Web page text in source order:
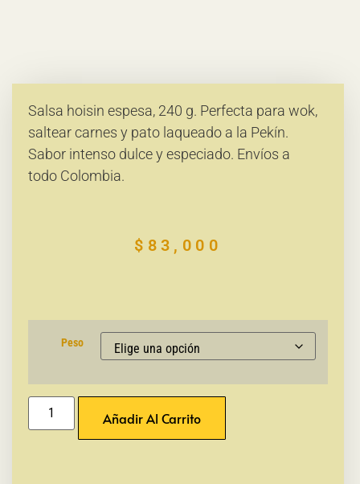
Salsa hoisin espesa, 240 g. Perfecta para wok,
saltear carnes y pato laqueado a la Pekín.
Sabor intenso dulce y especiado. Envíos a
todo Colombia.
$ 83,000
Peso
Añadir Al Carrito